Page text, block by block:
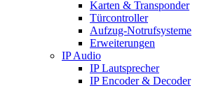
Karten & Transponder
Türcontroller
Aufzug-Notrufsysteme
Erweiterungen
IP Audio
IP Lautsprecher
IP Encoder & Decoder